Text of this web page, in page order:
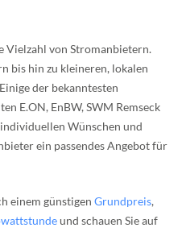
Vielzahl von Stromanbietern.
bis hin zu kleineren, lokalen
der bekanntesten
E.ON, EnBW, SWM Remseck
Wünschen und
ein passendes Angebot für
einem günstigen Grundpreis,
und schauen Sie auf